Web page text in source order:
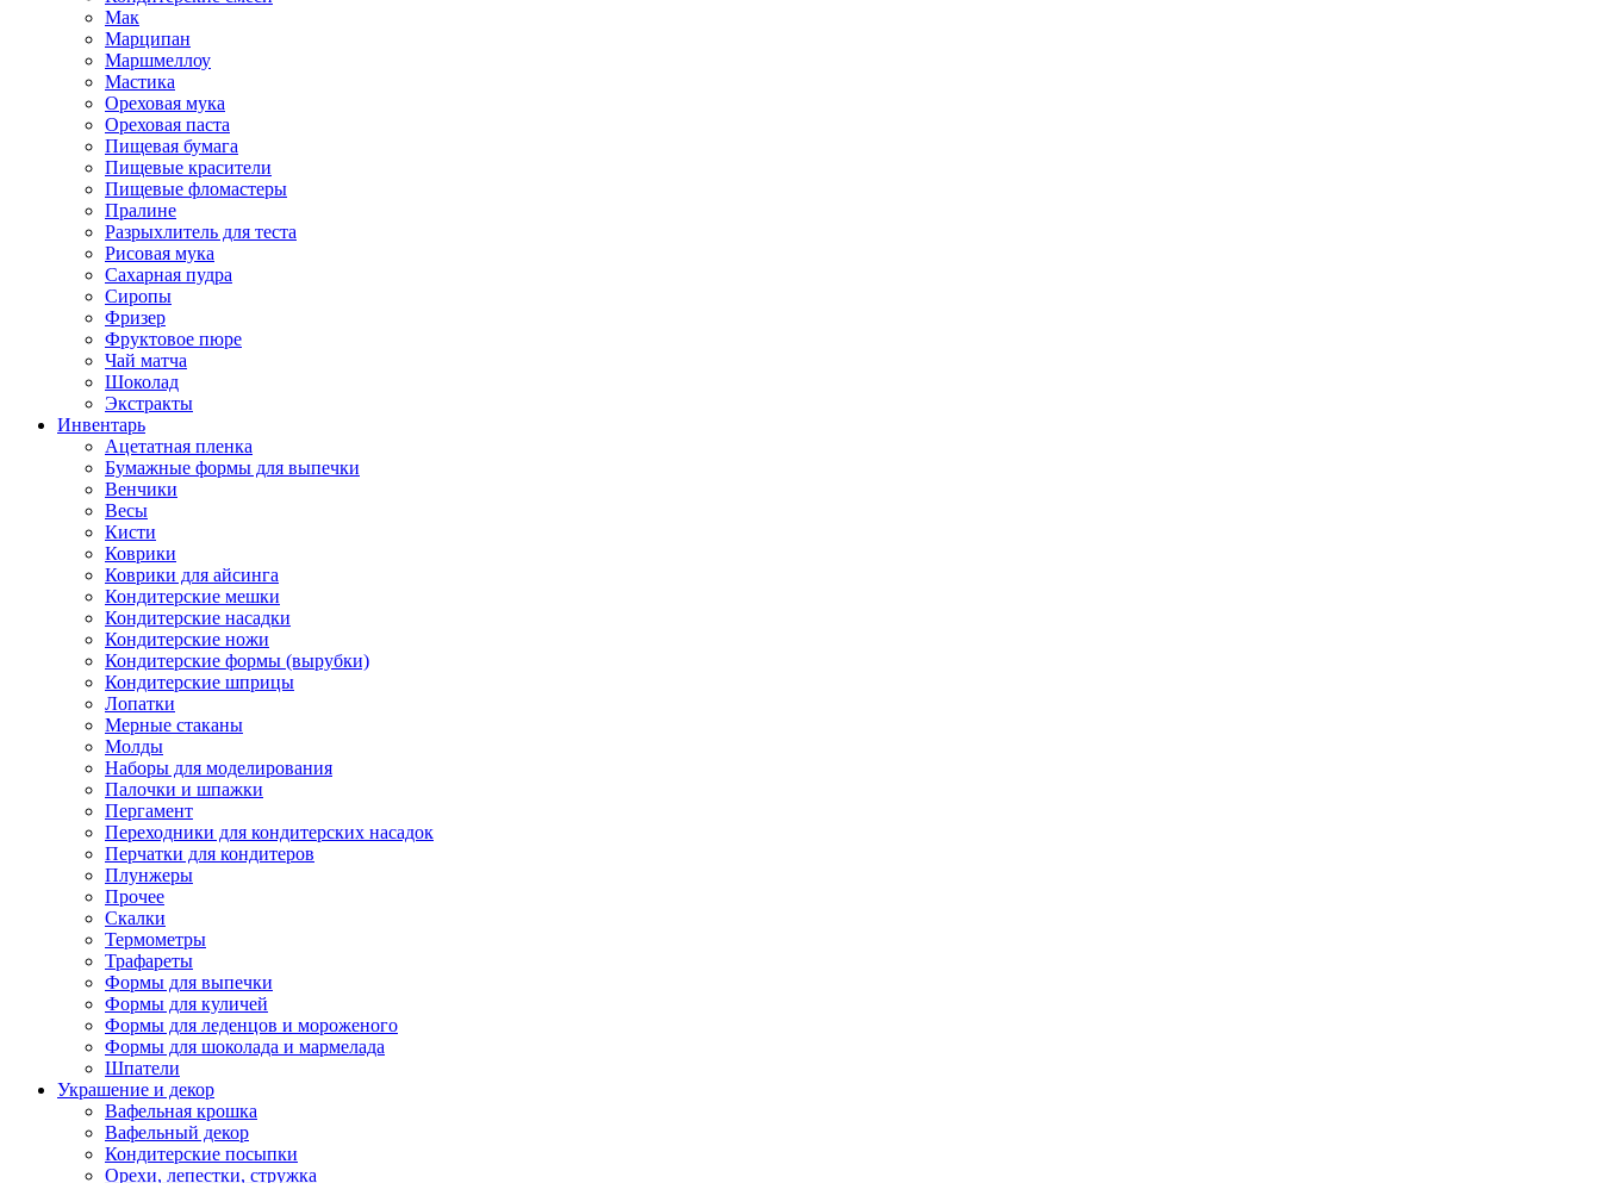
Мак
Марципан
Маршмеллоу
Мастика
Ореховая мука
Ореховая паста
Пищевая бумага
Пищевые красители
Пищевые фломастеры
Пралине
Разрыхлитель для теста
Рисовая мука
Сахарная пудра
Сиропы
Фризер
Фруктовое пюре
Чай матча
Шоколад
Экстракты
Инвентарь
Ацетатная пленка
Бумажные формы для выпечки
Венчики
Весы
Кисти
Коврики
Коврики для айсинга
Кондитерские мешки
Кондитерские насадки
Кондитерские ножи
Кондитерские формы (вырубки)
Кондитерские шприцы
Лопатки
Мерные стаканы
Молды
Наборы для моделирования
Палочки и шпажки
Пергамент
Переходники для кондитерских насадок
Перчатки для кондитеров
Плунжеры
Прочее
Скалки
Термометры
Трафареты
Формы для выпечки
Формы для куличей
Формы для леденцов и мороженого
Формы для шоколада и мармелада
Шпатели
Украшение и декор
Вафельная крошка
Вафельный декор
Кондитерские посыпки
Орехи, лепестки, стружка